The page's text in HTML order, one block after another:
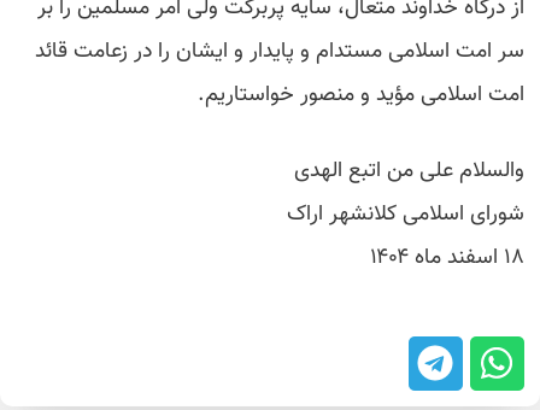
از درگاه خداوند متعال، سایه پربرکت ولی امر مسلمین را بر
سر امت اسلامی مستدام و پایدار و ایشان را در زعامت قائد
امت اسلامی مؤید و منصور خواستاریم.
والسلام علی من اتبع الهدی
شورای اسلامی کلانشهر اراک
۱۸ اسفند ماه ۱۴۰۴